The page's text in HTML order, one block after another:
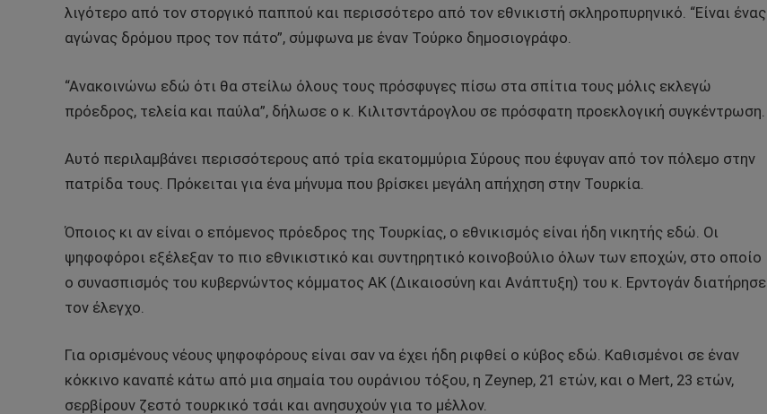
λιγότερο από τον στοργικό παππού και περισσότερο από τον εθνικιστή σκληροπυρηνικό. “Είναι ένας
αγώνας δρόμου προς τον πάτο”, σύμφωνα με έναν Τούρκο δημοσιογράφο.
“Ανακοινώνω εδώ ότι θα στείλω όλους τους πρόσφυγες πίσω στα σπίτια τους μόλις εκλεγώ
πρόεδρος, τελεία και παύλα”, δήλωσε ο κ. Κιλιτσντάρογλου σε πρόσφατη προεκλογική συγκέντρωση.
Αυτό περιλαμβάνει περισσότερους από τρία εκατομμύρια Σύρους που έφυγαν από τον πόλεμο στην
πατρίδα τους. Πρόκειται για ένα μήνυμα που βρίσκει μεγάλη απήχηση στην Τουρκία.
Όποιος κι αν είναι ο επόμενος πρόεδρος της Τουρκίας, ο εθνικισμός είναι ήδη νικητής εδώ. Οι
ψηφοφόροι εξέλεξαν το πιο εθνικιστικό και συντηρητικό κοινοβούλιο όλων των εποχών, στο οποίο
ο συνασπισμός του κυβερνώντος κόμματος AK (Δικαιοσύνη και Ανάπτυξη) του κ. Ερντογάν διατήρησε
τον έλεγχο.
Για ορισμένους νέους ψηφοφόρους είναι σαν να έχει ήδη ριφθεί ο κύβος εδώ. Καθισμένοι σε έναν
κόκκινο καναπέ κάτω από μια σημαία του ουράνιου τόξου, η Zeynep, 21 ετών, και ο Mert, 23 ετών,
σερβίρουν ζεστό τουρκικό τσάι και ανησυχούν για το μέλλον.